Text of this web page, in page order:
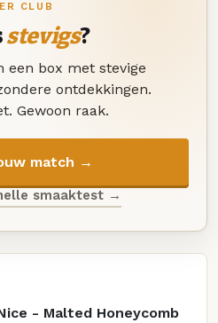
CLUB
stevigs?
een box met stevige
ontdekkingen.
Gewoon raak.
match →
smaaktest →
- Malted Honeycomb